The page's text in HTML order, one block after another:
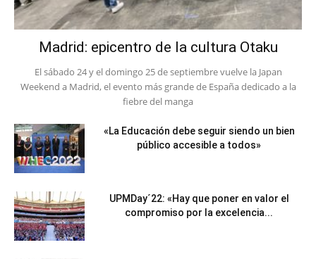
Madrid: epicentro de la cultura Otaku
El sábado 24 y el domingo 25 de septiembre vuelve la Japan
Weekend a Madrid, el evento más grande de España dedicado a la
fiebre del manga
«La Educación debe seguir siendo un bien
público accesible a todos»
UPMDay´22: «Hay que poner en valor el
compromiso por la excelencia...